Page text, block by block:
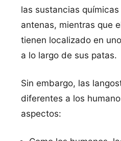
las sustancias
antenas, mientras que
tienen localizado en
a lo largo de sus patas.
Sin embargo, las
diferentes a los
aspectos: